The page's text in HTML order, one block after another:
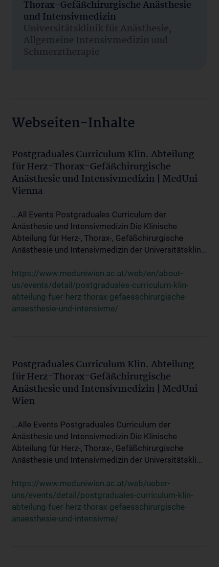
Thorax-Gefäßchirurgische Anästhesie
und Intensivmedizin
Universitätsklinik für Anästhesie,
Allgemeine Intensivmedizin und
Schmerztherapie
Webseiten-Inhalte
Postgraduales Curriculum Klin. Abteilung
für Herz-Thorax-Gefäßchirurgische
Anästhesie und Intensivmedizin | MedUni
Vienna
...All Events Postgraduales Curriculum der
Anästhesie und Intensivmedizin Die Klinische
Abteilung für Herz-, Thorax-, Gefäßchirurgische
Anästhesie und Intensivmedizin der Universitätsklin...
https://www.meduniwien.ac.at/web/en/about-
us/events/detail/postgraduales-curriculum-klin-
abteilung-fuer-herz-thorax-gefaesschirurgische-
anaesthesie-und-intensivme/
Postgraduales Curriculum Klin. Abteilung
für Herz-Thorax-Gefäßchirurgische
Anästhesie und Intensivmedizin | MedUni
Wien
...Alle Events Postgraduales Curriculum der
Anästhesie und Intensivmedizin Die Klinische
Abteilung für Herz-, Thorax-, Gefäßchirurgische
Anästhesie und Intensivmedizin der Universitätskli...
https://www.meduniwien.ac.at/web/ueber-
uns/events/detail/postgraduales-curriculum-klin-
abteilung-fuer-herz-thorax-gefaesschirurgische-
anaesthesie-und-intensivme/